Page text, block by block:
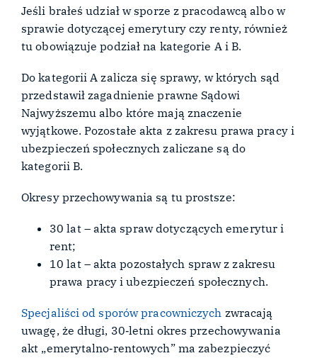
Jeśli brałeś udział w sporze z pracodawcą albo w
sprawie dotyczącej emerytury czy renty, również
tu obowiązuje podział na kategorie A i B.
Do kategorii A zalicza się sprawy, w których sąd
przedstawił zagadnienie prawne Sądowi
Najwyższemu albo które mają znaczenie
wyjątkowe. Pozostałe akta z zakresu prawa pracy i
ubezpieczeń społecznych zaliczane są do
kategorii B.
Okresy przechowywania są tu prostsze:
30 lat – akta spraw dotyczących emerytur i
rent;
10 lat – akta pozostałych spraw z zakresu
prawa pracy i ubezpieczeń społecznych.
Specjaliści od sporów pracowniczych zwracają
uwagę, że długi, 30‑letni okres przechowywania
akt „emerytalno‑rentowych” ma zabezpieczyć